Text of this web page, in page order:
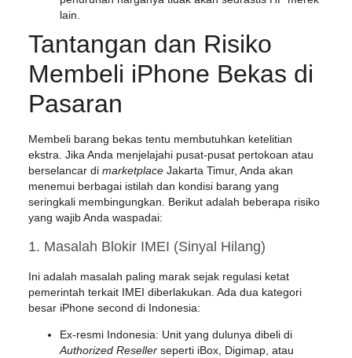
lain.
Tantangan dan Risiko
Membeli iPhone Bekas di
Pasaran
Membeli barang bekas tentu membutuhkan ketelitian
ekstra. Jika Anda menjelajahi pusat-pusat pertokoan atau
berselancar di marketplaceJakarta Timur, Anda akan
menemui berbagai istilah dan kondisi barang yang
seringkali membingungkan. Berikut adalah beberapa risiko
yang wajib Anda waspadai:
1. Masalah Blokir IMEI (Sinyal Hilang)
Ini adalah masalah paling marak sejak regulasi ketat
pemerintah terkait IMEI diberlakukan. Ada dua kategori
besar iPhone second di Indonesia:
Ex-resmi Indonesia: Unit yang dulunya dibeli di
Authorized Resellerseperti iBox, Digimap, atau